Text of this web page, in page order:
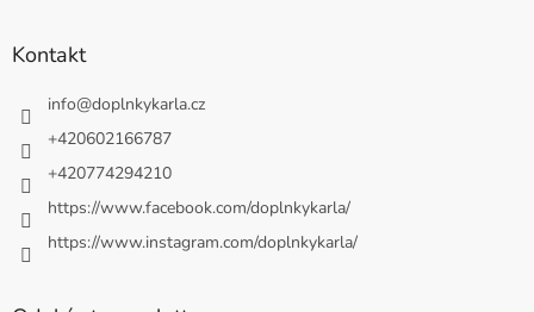
Kontakt
info@doplnkykarla.cz
+420602166787
+420774294210
https://www.facebook.com/doplnkykarla/
https://www.instagram.com/doplnkykarla/